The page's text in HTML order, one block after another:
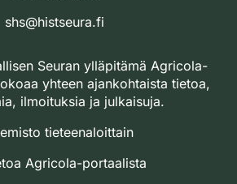
shs@histseura.fi
Seuran ylläpitämä Agricola-
yhteen ajankohtaista tietoa,
ilmoituksia ja julkaisuja.
tieteenaloittain
Agricola-portaalista